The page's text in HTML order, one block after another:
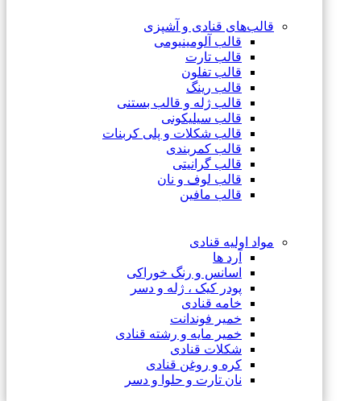
قالب‌های قنادی و آشپزی
قالب آلومینیومی
قالب تارت
قالب تفلون
قالب رینگ
قالب ژله و قالب بستنی
قالب سیلیکونی
قالب شکلات و پلی کربنات
قالب کمربندی
قالب گرانیتی
قالب لوف و نان
قالب مافین
مواد اولیه قنادی
آرد ها
اسانس و رنگ خوراکی
پودر کیک ، ژله و دسر
خامه قنادی
خمیر فوندانت
خمیر مایه و رشته قنادی
شکلات قنادی
کره و روغن قنادی
نان تارت و حلوا و دسر